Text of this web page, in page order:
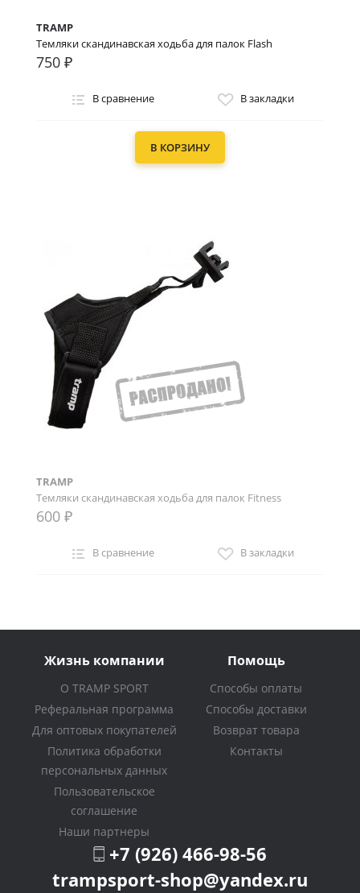
TRAMP
Темляки скандинавская ходьба для палок Flash
750 ₽
В сравнение В закладки
В КОРЗИНУ
TRAMP
Темляки скандинавская ходьба для палок Fitness
600 ₽
В сравнение В закладки
Жизнь компании
О TRAMP SPORT
Реферальная программа
Для оптовых покупателей
Политика обработки
персональных данных
Пользовательское
соглашение
Наши партнеры
Помощь
Способы оплаты
Способы доставки
Возврат товара
Контакты
+7 (926) 466-98-56
trampsport-shop@yandex.ru